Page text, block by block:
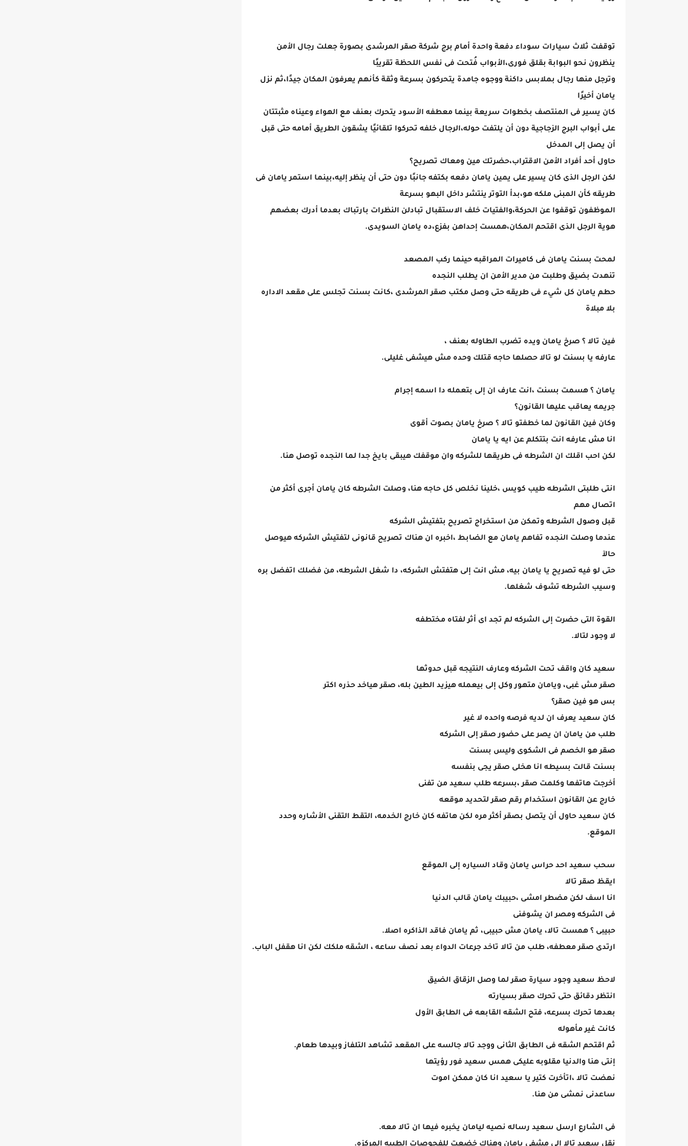
توقفت ثلاث سيارات سوداء دفعة واحدة أمام برج شركة صقر المرشدى بصورة جعلت رجال الأمن
ينظرون نحو البوابة بقلق فورى،الأبواب فُتحت فى نفس اللحظة تقريبًا
وترجل منها رجال بملابس داكنة ووجوه جامدة يتحركون بسرعة وثقة كأنهم يعرفون المكان جيدًا،ثم نزل
يامان أخيرًا
كان يسير فى المنتصف بخطوات سريعة بينما معطفه الأسود يتحرك بعنف مع الهواء وعيناه مثبتتان
على أبواب البرج الزجاجية دون أن يلتفت حوله،الرجال خلفه تحركوا تلقائيًا يشقون الطريق أمامه حتى قبل
أن يصل إلى المدخل
حاول أحد أفراد الأمن الاقتراب،حضرتك مين ومعاك تصريح؟
لكن الرجل الذى كان يسير على يمين يامان دفعه بكتفه جانبًا دون حتى أن ينظر إليه،بينما استمر يامان فى
طريقه كأن المبنى ملكه هو،بدأ التوتر ينتشر داخل البهو بسرعة
الموظفون توقفوا عن الحركة،والفتيات خلف الاستقبال تبادلن النظرات بارتباك بعدما أدرك بعضهم
هوية الرجل الذى اقتحم المكان،همست إحداهن بفزع،ده يامان السويدى.
لمحت بسنت يامان فى كاميرات المراقبه حينما ركب المصعد
تنهدت بضيق وطلبت من مدير الأمن ان يطلب النجده
حطم يامان كل شيء فى طريقه حتى وصل مكتب صقر المرشدى ،كانت بسنت تجلس على مقعد الاداره
بلا مبلاة
فين تالا ؟ صرخ يامان ويده تضرب الطاوله بعنف ،
عارفه يا بسنت لو تالا حصلها حاجه قتلك وحده مش هيشفى غليلى.
يامان ؟ هسمت بسنت ،انت عارف ان إلى بتعمله دا اسمه إجرام
جريمه يعاقب عليها القانون؟
وكان فين القانون لما خطفتو تالا ؟ صرخ يامان بصوت أقوى
انا مش عارفه انت بتتكلم عن ايه يا يامان
لكن احب اقلك ان الشرطه فى طريقها للشركه وان موقفك هيبقى بايخ جدا لما النجده توصل هنا.
انتى طلبتى الشرطه طيب كويس ،خلينا نخلص كل حاجه هنا، وصلت الشرطه كان يامان أجرى أكثر من
اتصال مهم
قبل وصول الشرطه وتمكن من استخراج تصريح بتفتيش الشركه
عندما وصلت النجده تفاهم يامان مع الضابط ،اخبره ان هناك تصريح قانونى لتفتيش الشركه هيوصل
حالآ
حتى لو فيه تصريح يا يامان بيه، مش انت إلى هتفتش الشركه، دا شغل الشرطه، من فضلك اتفضل بره
وسيب الشرطه تشوف شغلها.
القوة التى حضرت إلى الشركه لم تجد اى أثر لفتاه مختطفه
لا وجود لتالا.
سعيد كان واقف تحت الشركه وعارف النتيجه قبل حدوثها
صقر مش غبى، ويامان متهور وكل إلى بيعمله هيزيد الطين بله، صقر هياخد حذره اكتر
بس هو فين صقر؟
كان سعيد يعرف ان لديه فرصه واحده لا غير
طلب من يامان ان يصر على حضور صقر إلى الشركه
صقر هو الخصم فى الشكوى وليس بسنت
بسنت قالت بسيطه انا هخلى صقر يجى بنفسه
أخرجت هاتفها وكلمت صقر ،بسرعه طلب سعيد من تفنى
خارج عن القانون استخدام رقم صقر لتحديد موقعه
كان سعيد حاول أن يتصل بصقر أكثر مره لكن هاتفه كان خارج الخدمه، التقط التقنى الأشاره وحدد
الموقع.
سحب سعيد احد حراس يامان وقاد السياره إلى الموقع
ايقظ صقر تالا
انا اسف لكن مضطر امشى ،حبيبك يامان قالب الدنيا
فى الشركه ومصر ان يشوفنى
حبيبى ؟ همست تالا، يامان مش حبيبى، ثم يامان فاقد الذاكره اصلا.
ارتدى صقر معطفه، طلب من تالا تاخد جرعات الدواء بعد نصف ساعه ، الشقه ملكك لكن انا هقفل الباب.
لاحظ سعيد وجود سيارة صقر لما وصل الزقاق الضيق
انتظر دقائق حتى تحرك صقر بسيارته
بعدها تحرك بسرعه، فتح الشقه القابعه فى الطابق الأول
كانت غير مأهوله
ثم اقتحم الشقه فى الطابق الثانى ووجد تالا جالسه على المقعد تشاهد التلفاز وبيدها طعام.
إنتى هنا والدنيا مقلوبه عليكى همس سعيد فور رؤيتها
نهضت تالا ،اتأخرت كتير يا سعيد انا كان ممكن اموت
ساعدنى نمشى من هنا.
فى الشارع ارسل سعيد رساله نصيه ليامان يخبره فيها ان تالا معه.